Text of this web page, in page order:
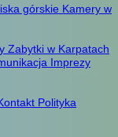
górskie Kamery w
Zabytki w Karpatach
Imprezy
Polityka